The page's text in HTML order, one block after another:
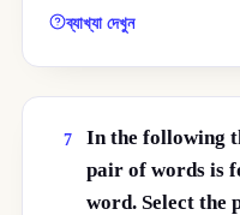
ব্যাখ্যা দেখুন
7
In the following
pair of words is
word. Select the